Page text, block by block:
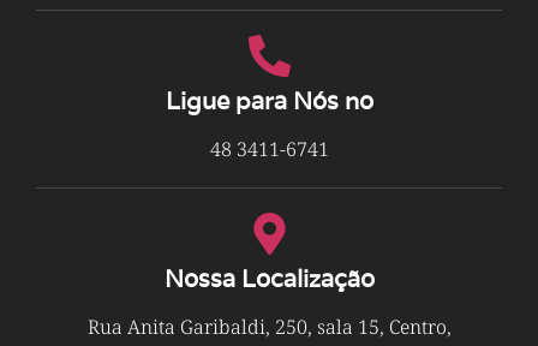
Ligue para Nós no
48 3411-6741
Nossa Localização
Rua Anita Garibaldi, 250, sala 15, Centro,